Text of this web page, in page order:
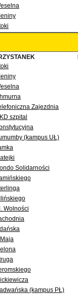
Zajezdnia
szpital
(kampus UŁ)
Solidarności
Wolności
(kampus PŁ)